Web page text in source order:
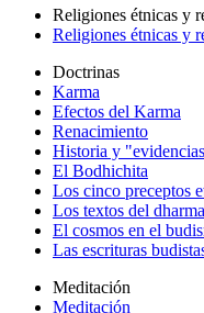
Religiones étnicas y
Religiones étnicas y
Doctrinas
Karma
Efectos del Karma
Renacimiento
Historia y
El Bodhichita
Los cinco preceptos
Los textos del dharma
El cosmos en el
Las escrituras
Meditación
Meditación